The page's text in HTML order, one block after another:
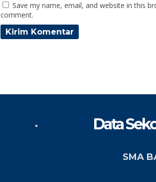
Save my name, email, and website in this
comment.
Data
SMA